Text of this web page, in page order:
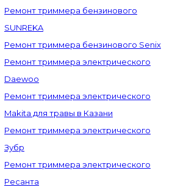
Ремонт триммера бензинового
SUNREKA
Ремонт триммера бензинового Senix
Ремонт триммера электрического
Daewoo
Ремонт триммера электрического
Makita для травы в Казани
Ремонт триммера электрического
Зубр
Ремонт триммера электрического
Ресанта